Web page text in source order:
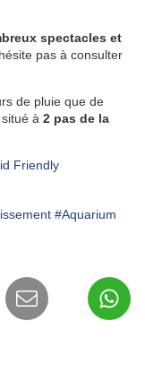
spectacles et
pas à consulter
de pluie que de
situé à 2 pas de la
#Aquarium